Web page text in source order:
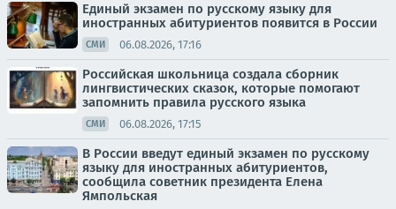
Единый экзамен по русскому языку для
иностранных абитуриентов появится в России
СМИ 06.08.2026, 17:16
Российская школьница создала сборник
лингвистических сказок, которые помогают
запомнить правила русского языка
СМИ 06.08.2026, 17:15
В России введут единый экзамен по русскому
языку для иностранных абитуриентов,
сообщила советник президента Елена
Ямпольская